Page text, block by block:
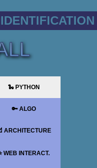
IDENTIFICATION
🐍 PYTHON
🔑 ALGO
ARCHITECTURE
WEB INTERACT.